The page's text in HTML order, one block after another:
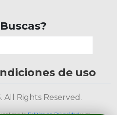
de uso
All Rights Reserved.